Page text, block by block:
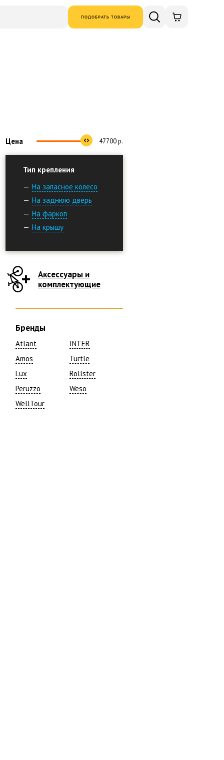
ПОДОБРАТЬ ТОВАРЫ
Цена 47700р.
Тип крепления
На запасное колесо
На заднюю дверь
На фаркоп
На крышу
Аксессуары и
комплектующие
Бренды
Atlant
Amos
Lux
Peruzzo
WellTour
INTER
Turtle
Rollster
Weso